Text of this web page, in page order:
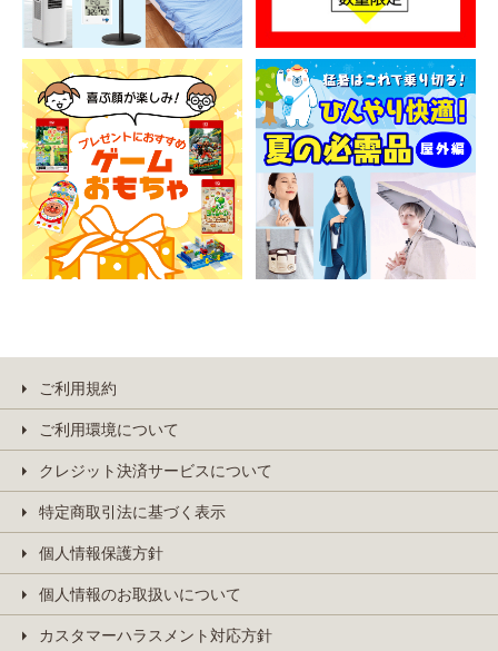
ご利用規約
ご利用環境について
クレジット決済サービスについて
特定商取引法に基づく表示
個人情報保護方針
個人情報のお取扱いについて
カスタマーハラスメント対応方針